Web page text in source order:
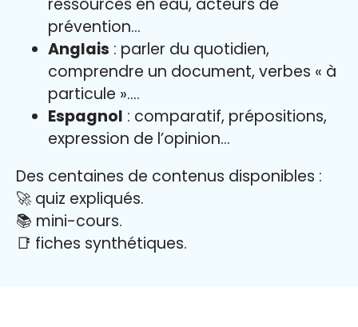
ressources en eau, acteurs de
prévention…
Anglais : parler du quotidien,
comprendre un document, verbes « à
particule »….
Espagnol : comparatif, prépositions,
expression de l’opinion…
Des centaines de contenus disponibles :
🚀 quiz expliqués.
📚 mini-cours.
📑 fiches synthétiques.